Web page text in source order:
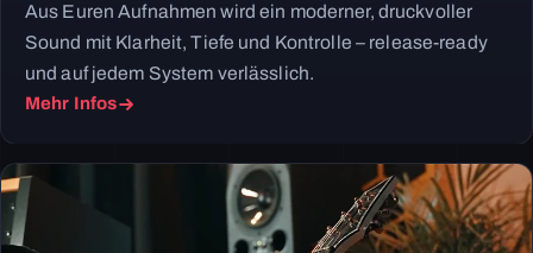
Aus Euren Aufnahmen wird ein moderner, druckvoller
Sound mit Klarheit, Tiefe und Kontrolle – release-ready
und auf jedem System verlässlich.
Mehr Infos